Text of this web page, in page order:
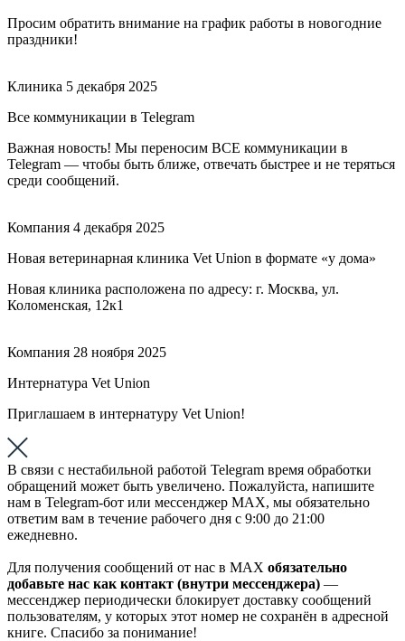
Просим обратить внимание на график работы в новогодние
праздники!
Клиника 5 декабря 2025
Все коммуникации в Telegram
Важная новость! Мы переносим ВСЕ коммуникации в
Telegram — чтобы быть ближе, отвечать быстрее и не теряться
среди сообщений.
Компания 4 декабря 2025
Новая ветеринарная клиника Vet Union в формате «у дома»
Новая клиника расположена по адресу: г. Москва, ул.
Коломенская, 12к1
Компания 28 ноября 2025
Интернатура Vet Union
Приглашаем в интернатуру Vet Union!
В связи с нестабильной работой Telegram время обработки
обращений может быть увеличено. Пожалуйста, напишите
нам в Telegram-бот или мессенджер МАХ, мы обязательно
ответим вам в течение рабочего дня с 9:00 до 21:00
ежедневно.
Для получения сообщений от нас в МАХ обязательно
добавьте нас как контакт (внутри мессенджера) —
мессенджер периодически блокирует доставку сообщений
пользователям, у которых этот номер не сохранён в адресной
книге. Спасибо за понимание!